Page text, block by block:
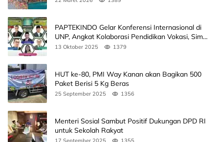
PAPTEKINDO Gelar Konferensi Internasional di
UNP, Angkat Kolaborasi Pendidikan Vokasi, Simak
Agendanya
13 Oktober 2025 1379
HUT ke-80, PMI Way Kanan akan Bagikan 500
Paket Berisi 5 Kg Beras
25 September 2025 1356
Menteri Sosial Sambut Positif Dukungan DPD RI
untuk Sekolah Rakyat
17 September 2025 1355